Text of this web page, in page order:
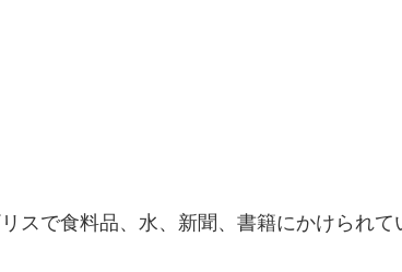
スで食料品、水、新聞、書籍にかけられ